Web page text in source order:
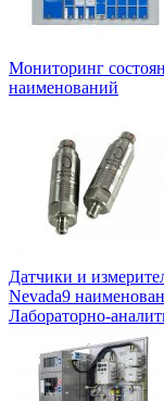
Мониторинг
наименований
Датчики и
Nevada9
Лабораторно-